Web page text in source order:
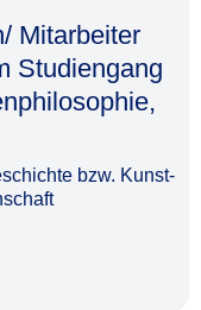
Mitarbeiter
Studiengang
bzw. Kunst-